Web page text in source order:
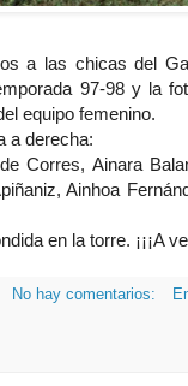
a las chicas del
97-98 y la
equipo femenino.
a derecha:
Corres, Ainara
Ainhoa
en la torre. ¡¡¡A
No hay comentarios: